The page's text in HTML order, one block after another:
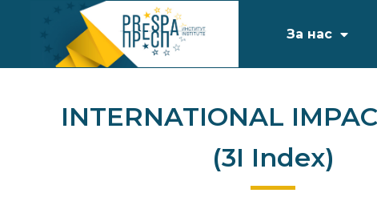
За нас
INTERNATIONAL
(3I Index)